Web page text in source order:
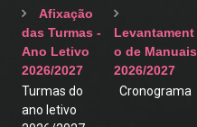
Documentos
Cartão
Clube Ciência Viva
Afixação
das Turmas -
Ano Letivo
2026/2027
Turmas do
ano letivo
Levantament
o de Manuais
2026/2027
Cronograma